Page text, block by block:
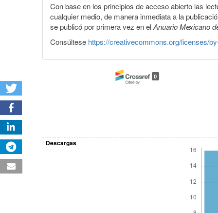
Con base en los principios de acceso abierto las
cualquier medio, de manera inmediata a la
se publicó por primera vez en elAnuario Mexicano
Consúltese https://creativecommons.org/licenses/
0
Descargas